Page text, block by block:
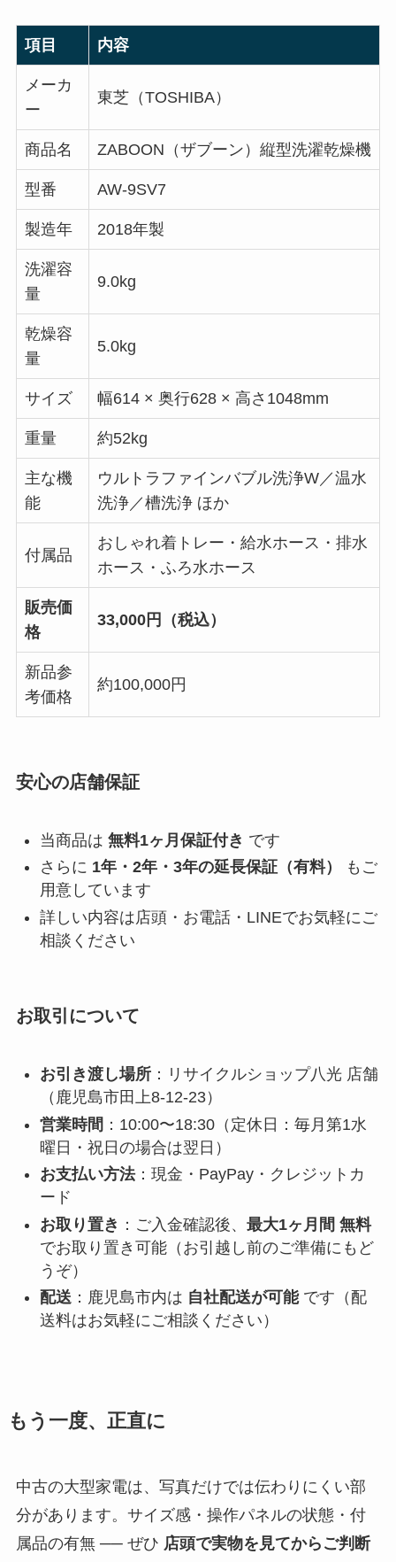
項目 内容
メーカ
ー
東芝（TOSHIBA）
商品名 ZABOON（ザブーン）縦型洗濯乾燥機
型番 AW-9SV7
製造年 2018年製
洗濯容
量
9.0kg
乾燥容
量
5.0kg
サイズ 幅614 × 奥行628 × 高さ1048mm
重量 約52kg
主な機
能
ウルトラファインバブル洗浄W／温水
洗浄／槽洗浄 ほか
付属品
おしゃれ着トレー・給水ホース・排水
ホース・ふろ水ホース
販売価
格
33,000円（税込）
新品参
考価格
約100,000円
安心の店舗保証
当商品は 無料1ヶ月保証付き です
さらに 1年・2年・3年の延長保証（有料）
もご
用意しています
詳しい内容は店頭・お電話・LINEでお気軽にご
相談ください
お取引について
お引き渡し場所：リサイクルショップ八光 店舗
（鹿児島市田上8-12-23）
営業時間 ：10:00〜18:30（定休日：毎月第1水
曜日・祝日の場合は翌日）
お支払い方法：現金・PayPay・クレジットカ
ード
お取り置き ：ご入金確認後、 最大1ヶ月間 無料
でお取り置き可能（お引越し前のご準備にもど
うぞ）
配送：鹿児島市内は 自社配送が可能です（配
送料はお気軽にご相談ください）
もう一度、正直に
中古の大型家電は、写真だけでは伝わりにくい部
分があります。サイズ感・操作パネルの状態・付
属品の有無 ── ぜひ 店頭で実物を見てからご判断